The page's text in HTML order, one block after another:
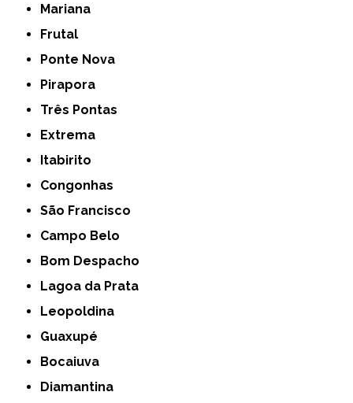
Mariana
Frutal
Ponte Nova
Pirapora
Três Pontas
Extrema
Itabirito
Congonhas
São Francisco
Campo Belo
Bom Despacho
Lagoa da Prata
Leopoldina
Guaxupé
Bocaiuva
Diamantina